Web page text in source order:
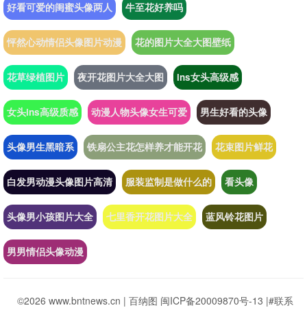
好看可爱的闺蜜头像两人 牛至花好养吗
怦然心动情侣头像图片动漫 花的图片大全大图壁纸
花草绿植图片 夜开花图片大全大图 ins女头高级感
女头ins高级质感 动漫人物头像女生可爱 男生好看的头像
头像男生黑暗系 铁扇公主花怎样养才能开花 花束图片鲜花
白发男动漫头像图片高清 服装监制是做什么的 看头像
头像男小孩图片大全 七里香开花图片大全 蓝风铃花图片
男男情侣头像动漫
©2026 www.bntnews.cn | 百纳图 闽ICP备20009870号-13 |#联系